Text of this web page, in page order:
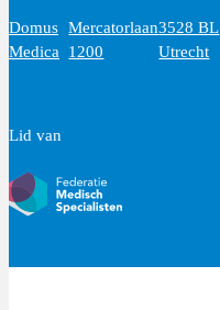
Domus
Medica
Mercatorlaan
1200
3528 BL
Utrecht
Lid van